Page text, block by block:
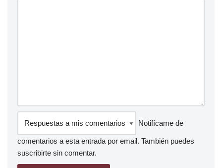
Notifícame de
comentarios a esta entrada por email. También puedes
suscribirte sin comentar.